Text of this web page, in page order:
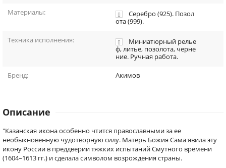
Материалы:
Серебро (925). Позол
ота (999).
Техника исполнения:
Миниатюрный релье
ф, литье, позолота, черне
ние. Ручная работа.
Бренд: Акимов
Описание
"Казанская икона особенно чтится православными за ее
необыкновенную чудотворную силу. Матерь Божия Сама явила эту
икону России в преддверии тяжких испытаний Смутного времени
(1604–1613 гг.) и сделала символом возрождения страны.